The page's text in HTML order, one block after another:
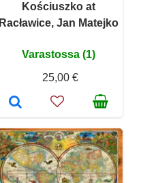
Kościuszko at
Racławice, Jan Matejko
Varastossa (1)
25,00 €